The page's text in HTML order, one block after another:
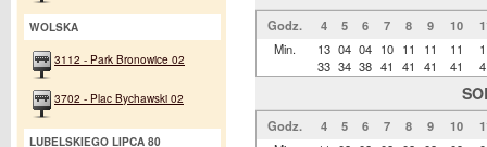
Godz. 4 5 6 7 8 9 10
Min.
13
33
04
34
04
38
10
41
11
41
11
41
11
41
Godz. 4 5 6 7 8 9 10
WOLSKA
3112 - Park Bronowice 02
3702 - Plac Bychawski 02
LUBELSKIEGO LIPCA 80